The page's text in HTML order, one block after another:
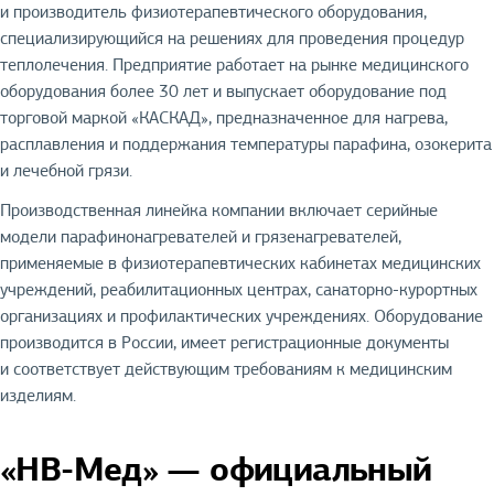
и производитель физиотерапевтического оборудования,
специализирующийся на решениях для проведения процедур
теплолечения. Предприятие работает на рынке медицинского
оборудования более 30 лет и выпускает оборудование под
торговой маркой «КАСКАД», предназначенное для нагрева,
расплавления и поддержания температуры парафина, озокерита
и лечебной грязи.
Производственная линейка компании включает серийные
модели парафинонагревателей и грязенагревателей,
применяемые в физиотерапевтических кабинетах медицинских
учреждений, реабилитационных центрах, санаторно-курортных
организациях и профилактических учреждениях. Оборудование
производится в России, имеет регистрационные документы
и соответствует действующим требованиям к медицинским
изделиям.
«НВ-Мед» — официальный